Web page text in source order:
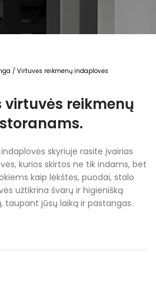
/ Virtuvės reikmenų indaplovės
virtuvės reikmenų
skyriuje rasite įvairias
kurios skirtos ne tik indams, bet
kaip lėkštės, puodai, stalo
užtikrina švarų ir higienišką
taupant jūsų laiką ir pastangas.